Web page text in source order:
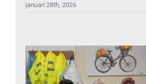
januari 28th, 2026